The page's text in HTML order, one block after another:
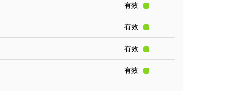
有效
有效
有效
有效